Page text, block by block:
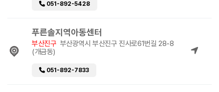
051-892-5428
푸른솔지역아동센터
부산진구 부산광역시 부산진구 진사로61번길 28-8
(개금동)
051-892-7833